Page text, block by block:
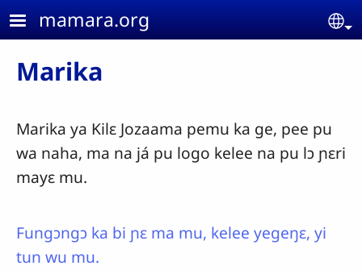
Aller au contenu principal
mamara.org
Marika
Marika ya Kilɛ Jozaama pemu ka ge, pee pu
wa naha, ma na já pu logo kelee na pu lɔ ɲɛri
mayɛ mu.
Fungɔngɔ ka bi ɲɛ ma mu, kelee yegeŋɛ, yi
tun wu mu.